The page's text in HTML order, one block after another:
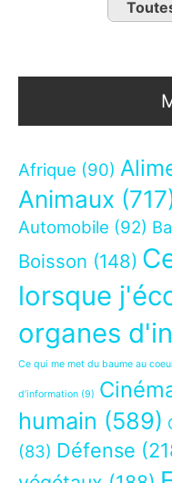
Afrique (90)
Animaux
Automobile (92)
Boisson (148)
lorsque
organes
Ce qui me met du baume au
d’information (9)
humain (589)
(83) Défense